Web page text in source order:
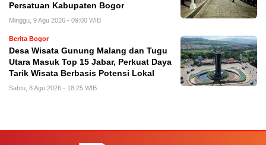
Persatuan Kabupaten Bogor
Minggu, 9 Agu 2026 - 09:00 WIB
Berita Bogor
Desa Wisata Gunung Malang dan Tugu
Utara Masuk Top 15 Jabar, Perkuat Daya
Tarik Wisata Berbasis Potensi Lokal
Sabtu, 8 Agu 2026 - 18:25 WIB